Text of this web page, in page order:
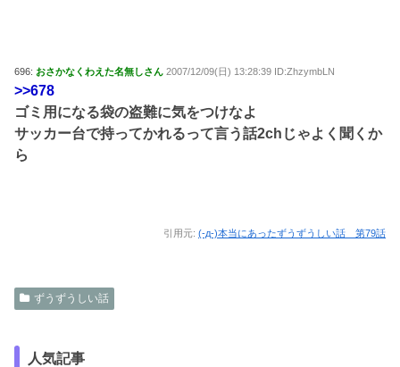
696: おさかなくわえた名無しさん 2007/12/09(日) 13:28:39 ID:ZhzymbLN
>>678
ゴミ用になる袋の盗難に気をつけなよ
サッカー台で持ってかれるって言う話2chじゃよく聞くか
ら
引用元: (-д-)本当にあったずうずうしい話 第79話
ずうずうしい話
人気記事